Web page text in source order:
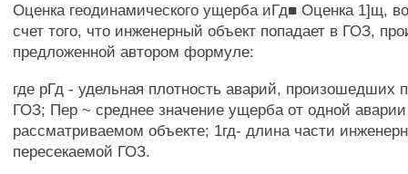
Оценка геодинамического ущерба иГд■ Оценка 1]щ,
счет того, что инженерный объект попадает в ГОЗ,
предложенной автором формуле:
где рГд - удельная плотность аварий, произошедших
ГОЗ; Пер ~ среднее значение ущерба от одной
рассматриваемом объекте; 1гд- длина части
пересекаемой ГОЗ.